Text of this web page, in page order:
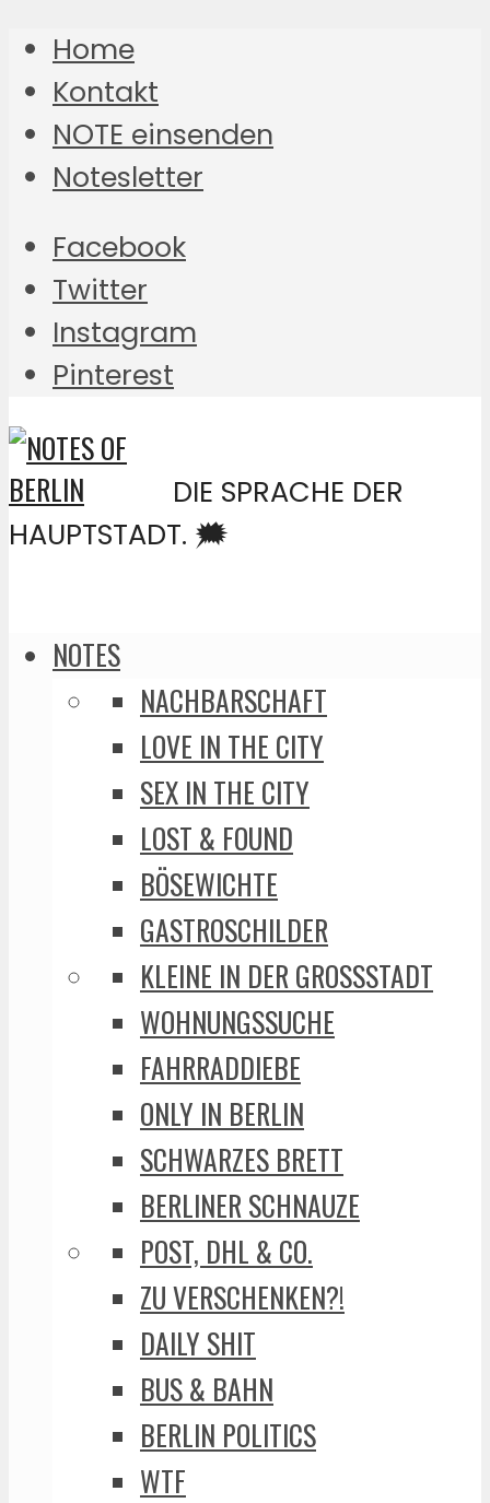
Home
Kontakt
NOTE einsenden
Notesletter
Facebook
Twitter
Instagram
Pinterest
DIE SPRACHE DER
HAUPTSTADT. 🗯️
NOTES
NACHBARSCHAFT
LOVE IN THE CITY
SEX IN THE CITY
LOST & FOUND
BÖSEWICHTE
GASTROSCHILDER
KLEINE IN DER GROSSSTADT
WOHNUNGSSUCHE
FAHRRADDIEBE
ONLY IN BERLIN
SCHWARZES BRETT
BERLINER SCHNAUZE
POST, DHL & CO.
ZU VERSCHENKEN?!
DAILY SHIT
BUS & BAHN
BERLIN POLITICS
WTF